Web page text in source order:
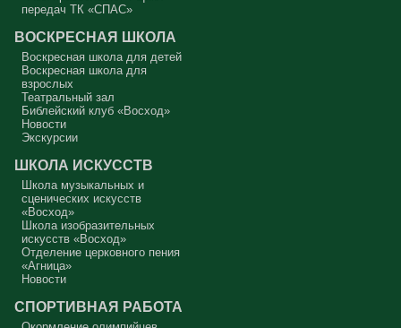
Совесть моя заморожена, снегом запорошена, и я себе нравлюсь,
как Ваня из сказки «Морозко»: «Какой я хороший! Милый!»
Сегодняшняя притча очень трудная. В ней хочется увидеть кого-то
другого, но не себя.
Вот с этим предлагается войти в сплошную неделю. Ещё раз:
сплошная неделя прошла, потом две мясопустные, третья –
Масленица, прощённое воскресенье. С чем я приду?
В нас должно быть внимание к тому, что время воздержания – это
дни для приготовления не только к Пасхе, а к Небесному Царству!
Это цель жизни. Я об этом забыл, я туда хочу, но я забыл. И я
сначала увидеть в себе этого урода, а потом начать с ним борьбу.
Аминь.
Протоиерей Андрей Алексеев
передач ТК «СПАС»
ВОСКРЕСНАЯ ШКОЛА
Воскресная школа для детей
Воскресная школа для
взрослых
Театральный зал
Библейский клуб «Восход»
Новости
Экскурсии
ШКОЛА ИСКУССТВ
Школа музыкальных и
сценических искусств
«Восход»
Школа изобразительных
искусств «Восход»
Отделение церковного пения
«Агница»
Новости
СПОРТИВНАЯ РАБОТА